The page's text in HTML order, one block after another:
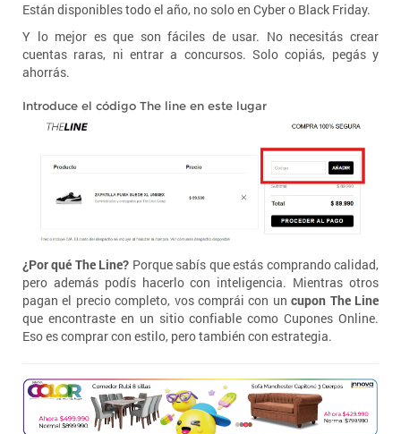
Están disponibles todo el año, no solo en Cyber o Black Friday.
Y lo mejor es que son fáciles de usar. No necesitás crear
cuentas raras, ni entrar a concursos. Solo copiás, pegás y
ahorrás.
Introduce el código The line en este lugar
¿Por qué The Line? Porque sabís que estás comprando calidad,
pero además podís hacerlo con inteligencia. Mientras otros
pagan el precio completo, vos comprái con uncupon The Line
que encontraste en un sitio confiable como Cupones Online.
Eso es comprar con estilo, pero también con estrategia.